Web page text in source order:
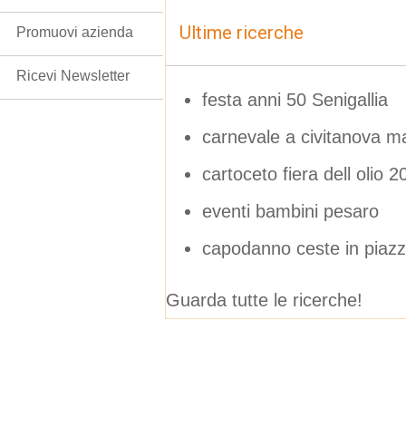
Ultime ricerche
festa anni 50 Senigallia
carnevale a civitanova
cartoceto fiera dell olio
eventi bambini pesaro
capodanno ceste in
Guarda tutte le ricerche!
Promuovi azienda
Ricevi Newsletter